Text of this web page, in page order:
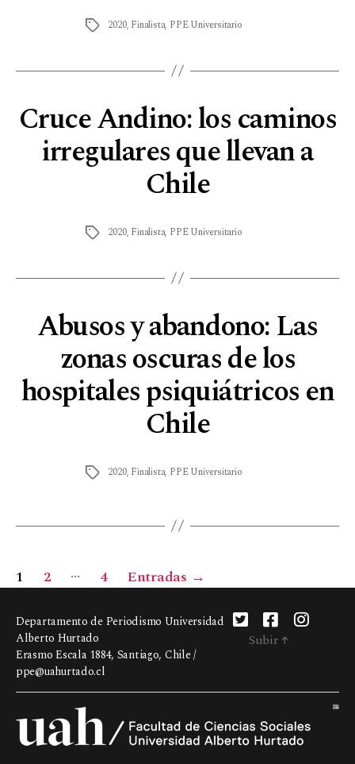
2020, Finalista, PPE Universitario
Cruce Andino: los caminos
irregulares que llevan a
Chile
2020, Finalista, PPE Universitario
Abusos y abandono: Las
zonas oscuras de los
hospitales psiquiátricos en
Chile
2020, Finalista, PPE Universitario
1 2 … 4 Entradas →
Departamento de Periodismo Universidad
Alberto Hurtado
Erasmo Escala 1884, Santiago, Chile /
ppe@uahurtado.cl
Subir ↑